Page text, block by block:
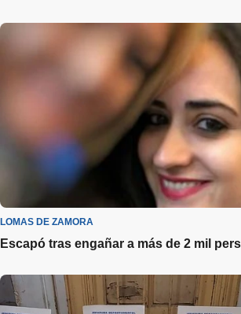
LOMAS DE ZAMORA
Escapó tras engañar a más de 2 mil